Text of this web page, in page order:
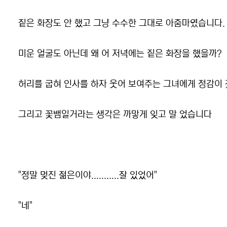
짙은 화장도 안 했고 그냥 수수한 그대로 아줌마였습니다.
미운 얼굴도 아닌데 왜 어 저녁에는 짙은 화장을 했을까?
허리를 굽혀 인사를 하자 웃어 보여주는 그녀에게 정감이
그리고 꽃뱀일거라는 생각은 까맣게 잊고 말 었습니다
"정말 멎진 젊은이야...........잘 있었어"
"네"